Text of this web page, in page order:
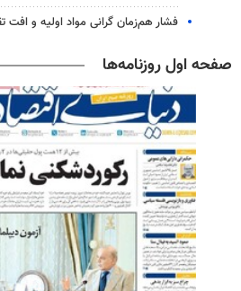
فشار هم‌زمان گرانی مواد اولیه و افت
صفحه اول روزنامه‌ها